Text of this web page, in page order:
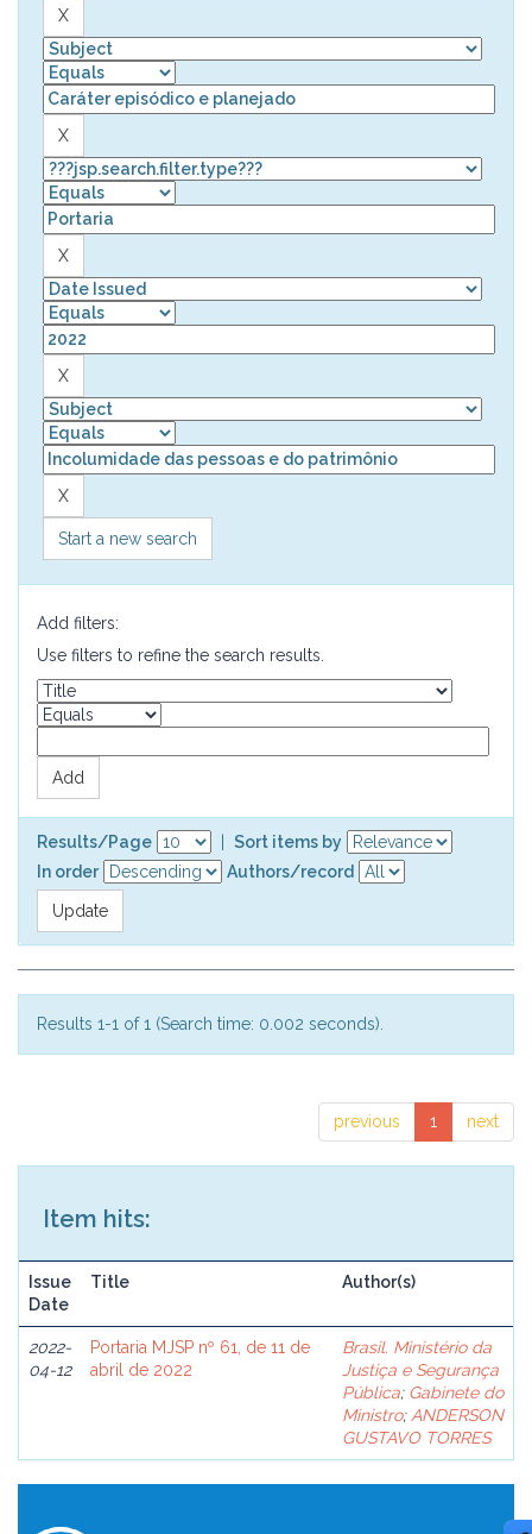
Start a new search
Add filters:
Use filters to refine the search results.
Results/Page
Sort items by
In order
Authors/record
Results 1-1 of 1 (Search time: 0.002 seconds).
previous 1 next
Item hits:
Issue
Date
Title Author(s)
2022-
04-12
Portaria MJSP nº 61, de 11 de
abril de 2022
Brasil. Ministério da
Justiça e Segurança
Pública; Gabinete do
Ministro; ANDERSON
GUSTAVO TORRES